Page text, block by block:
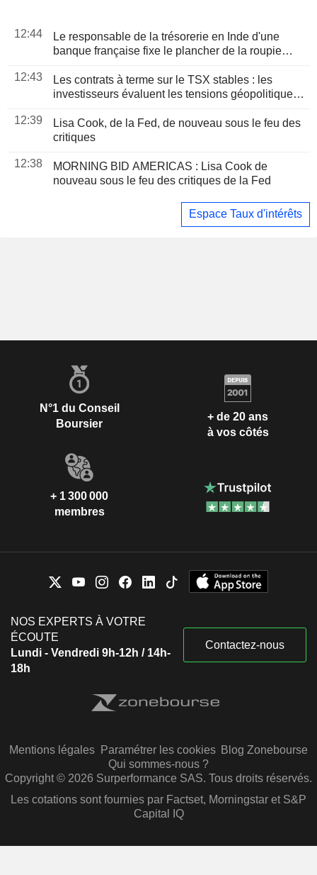
12:44
Le responsable de la trésorerie en Inde d'une
banque française fixe le plancher de la roupie
12:43
Les contrats à terme sur le TSX stables : les
investisseurs évaluent les tensions géopolitiques
12:39
Lisa Cook, de la Fed, de nouveau sous le feu des
critiques
12:38
MORNING BID AMERICAS : Lisa Cook de
nouveau sous le feu des critiques de la Fed
Espace Taux d'intérêts
N°1 du Conseil
Boursier
+ de 20 ans
à vos côtés
+ 1 300 000
membres
NOS EXPERTS À VOTRE
ÉCOUTE
Lundi - Vendredi 9h-12h / 14h-
18h
Contactez-nous
Mentions légales Paramétrer les cookies Blog Zonebourse
Qui sommes-nous ?
Copyright © 2026 Surperformance SAS. Tous droits réservés.
Les cotations sont fournies par Factset, Morningstar et S&P
Capital IQ